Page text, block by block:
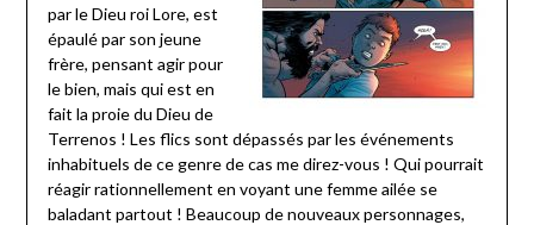
par le Dieu roi Lore, est
épaulé par son jeune
frère, pensant agir pour
le bien, mais qui est en
fait la proie du Dieu de
Terrenos ! Les flics sont dépassés par les événements
inhabituels de ce genre de cas me direz-vous ! Qui pourrait
réagir rationnellement en voyant une femme ailée se
baladant partout ! Beaucoup de nouveaux personnages,